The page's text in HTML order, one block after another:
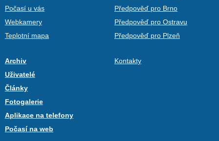
Počasí u vás
Webkamery
Teplotní mapa
Předpověď pro Brno
Předpověď pro Ostravu
Předpověď pro Plzeň
Archiv
Uživatelé
Články
Fotogalerie
Aplikace na telefony
Počasí na web
Kontakty